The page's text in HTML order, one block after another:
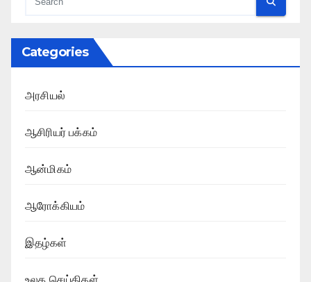
Categories
அரசியல்
ஆசிரியர் பக்கம்
ஆன்மிகம்
ஆரோக்கியம்
இதழ்கள்
உலக செய்திகள்